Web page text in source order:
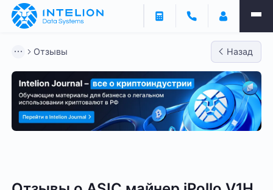
Отзывы Назад